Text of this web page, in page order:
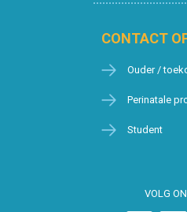
CONTACT
Ouder /
Perinatale
Student
VOLG